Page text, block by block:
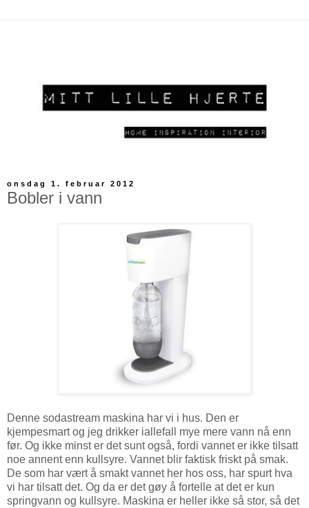
onsdag 1. februar 2012
Bobler i vann
Denne sodastream maskina har vi i hus. Den er
kjempesmart og jeg drikker iallefall mye mere vann nå enn
før. Og ikke minst er det sunt også, fordi vannet er ikke tilsatt
noe annent enn kullsyre. Vannet blir faktisk friskt på smak.
De som har vært å smakt vannet her hos oss, har spurt hva
vi har tilsatt det. Og da er det gøy å fortelle at det er kun
springvann og kullsyre. Maskina er heller ikke så stor, så det